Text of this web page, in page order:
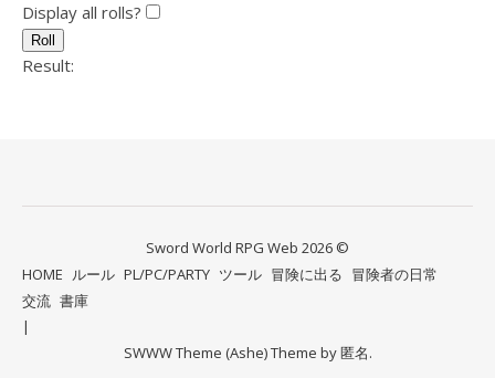
Display all rolls?
Roll
Result:
Sword World RPG Web 2026 ©
HOME ルール PL/PC/PARTY ツール 冒険に出る 冒険者の日常
交流 書庫
SWWW Theme (Ashe) Theme by匿名.